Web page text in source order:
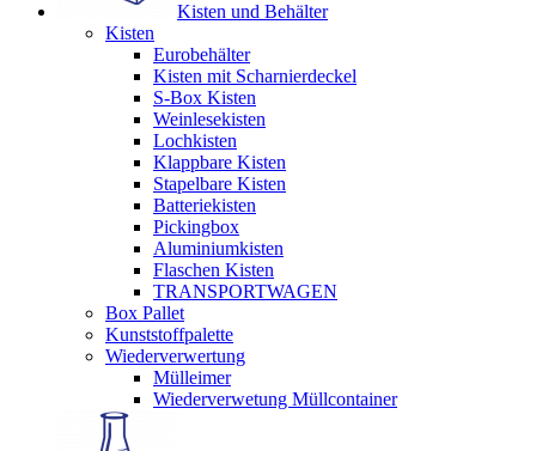
Kisten und Behälter
Kisten
Eurobehälter
Kisten mit Scharnierdeckel
S-Box Kisten
Weinlesekisten
Lochkisten
Klappbare Kisten
Stapelbare Kisten
Batteriekisten
Pickingbox
Aluminiumkisten
Flaschen Kisten
TRANSPORTWAGEN
Box Pallet
Kunststoffpalette
Wiederverwertung
Mülleimer
Wiederverwetung Müllcontainer